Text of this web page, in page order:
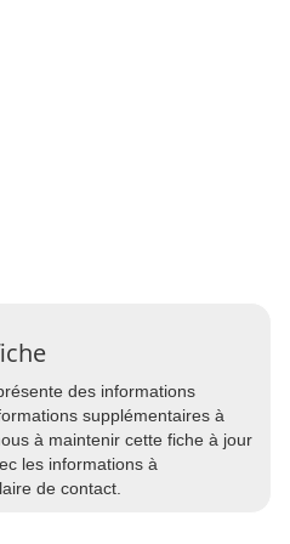
des informations
supplémentaires à
à maintenir cette fiche à jour
les informations à
de contact.